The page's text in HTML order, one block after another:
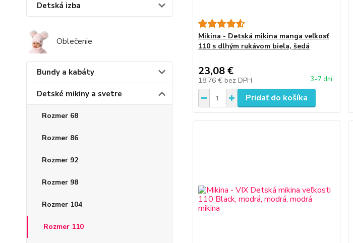
Detská izba
Oblečenie
Bundy a kabáty
Detské mikiny a svetre
Rozmer 68
Rozmer 86
Rozmer 92
Rozmer 98
Rozmer 104
Rozmer 110
Mikina - Detská mikina manga veľkosť
110 s dlhým rukávom biela, šedá
23,08 €
18,76 € bez DPH 3-7 dní
Pridať do košíka